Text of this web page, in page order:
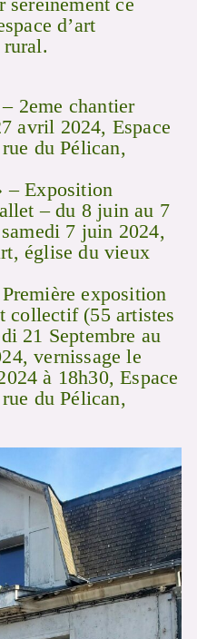
d’art
2eme chantier
avril 2024, Espace
du Pélican,
Exposition
– du 8 juin au 7
7 juin 2024,
église du vieux
Première exposition
collectif (55 artistes
21 Septembre au
vernissage le
à 18h30,Espace
du Pélican,